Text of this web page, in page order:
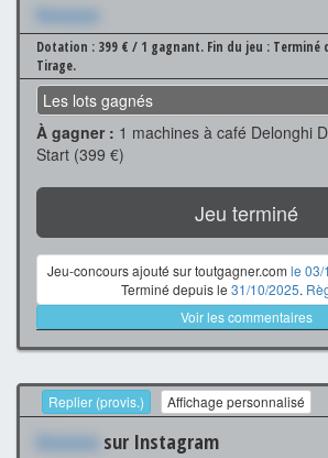
Xxxxxxx
Dotation : 399 € / 1 gagnant. Fin du jeu : Terminé
Tirage.
Les lots gagnés
À gagner : 1 machines à café Delonghi
Start (399 €)
Jeu terminé
Jeu-concours ajouté sur toutgagner.com le 03/
Terminé depuis le 31/10/2025.
Voir les commentaires
Replier (provis.) Affichage personnalisé
Xxxxxxx sur Instagram